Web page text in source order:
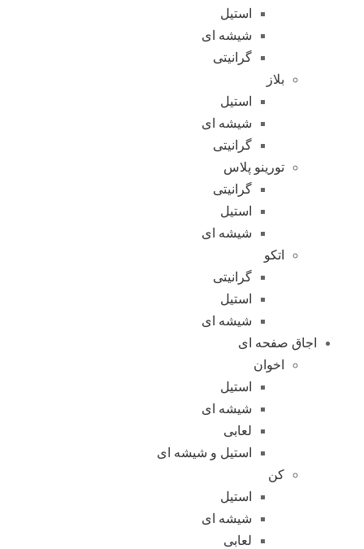
استیل
شیشه ای
گرانیتی
بلاز
استیل
شیشه ای
گرانیتی
تورینو پلاس
گرانیتی
استیل
شیشه ای
اتکو
گرانیتی
استیل
شیشه ای
اجاق صفحه ای
اخوان
استیل
شیشه ای
لعابی
استیل و شیشه ای
کن
استیل
شیشه ای
لعابی